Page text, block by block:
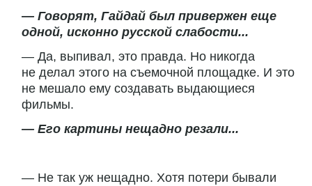
— Говорят, Гайдай был привержен еще
одной, исконно русской слабости...
— Да, выпивал, это правда. Но никогда
не делал этого на съемочной площадке. И это
не мешало ему создавать выдающиеся
фильмы.
— Его картины нещадно резали...
— Не так уж нещадно. Хотя потери бывали